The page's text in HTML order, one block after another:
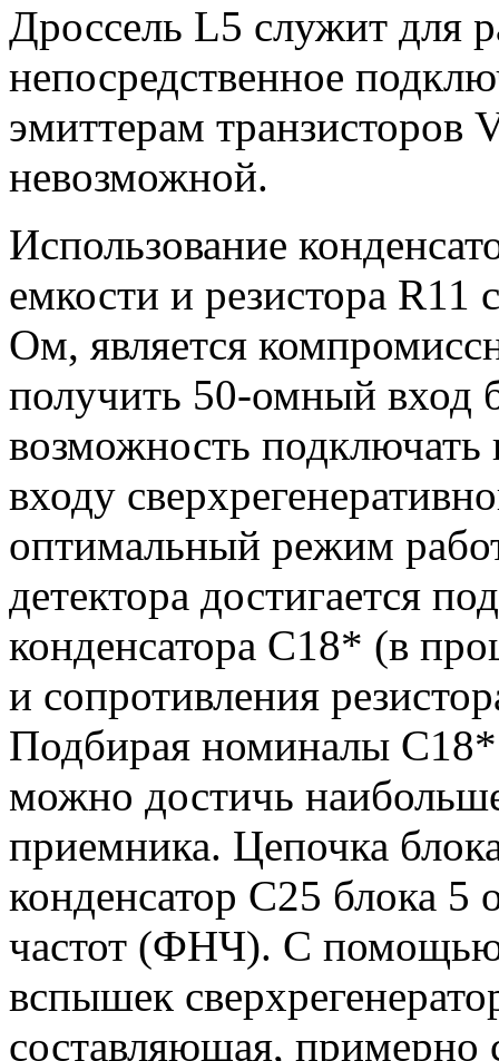
Дроссель L5 служит для
непосредственное
эмиттерам транзисторов
невозможной.
Использование
емкости и резистора R11
Ом, является
получить 50-омный вход
возможность
входу
оптимальный режим
детектора достигается
конденсатора С18* (в
и сопротивления
Подбирая номиналы
можно достичь
приемника. Цепочка
конденсатор С25 блока
частот (ФНЧ). С
вспышек
составляющая,